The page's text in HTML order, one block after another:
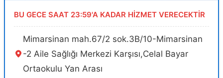
BU GECE SAAT 23:59'A KADAR HİZMET VERECEKTİR
Mimarsinan mah.67/2 sok.3B/10-Mimarsinan
-2 Aile Sağlığı Merkezi Karşısı,Celal Bayar
Ortaokulu Yan Arası